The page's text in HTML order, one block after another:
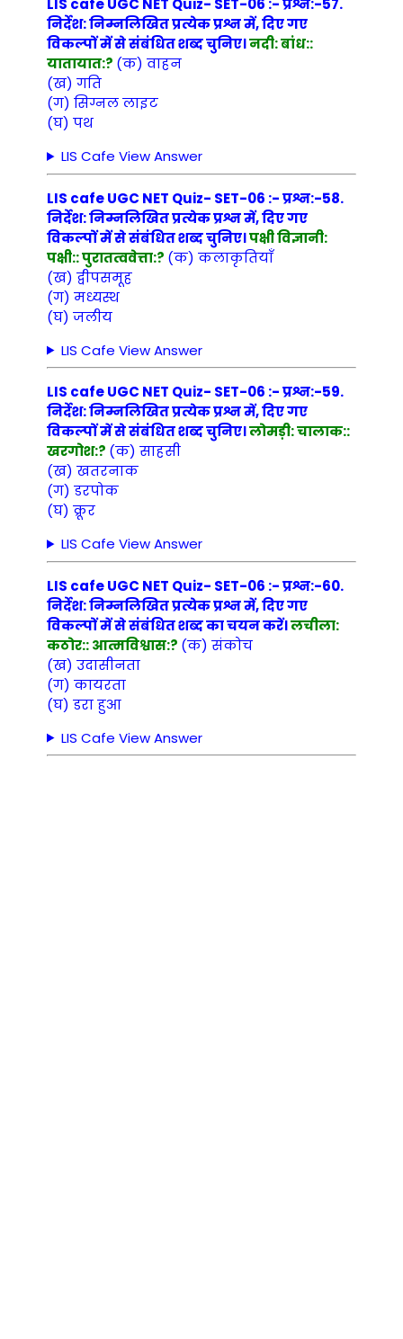
LIS cafe UGC NET Quiz- SET-06 :- प्रश्न:-57.
निर्देश: निम्नलिखित प्रत्येक प्रश्न में, दिए गए
विकल्पों में से संबंधित शब्द चुनिए।नदी: बांध::
यातायात:? (क) वाहन
(ख) गति
(ग) सिग्नल लाइट
(घ) पथ
LIS Cafe View Answer
LIS cafe UGC NET Quiz- SET-06 :- प्रश्न:-58.
निर्देश: निम्नलिखित प्रत्येक प्रश्न में, दिए गए
विकल्पों में से संबंधित शब्द चुनिए।पक्षी विज्ञानी:
पक्षी:: पुरातत्ववेत्ता:? (क) कलाकृतियाँ
(ख) द्वीपसमूह
(ग) मध्यस्थ
(घ) जलीय
LIS Cafe View Answer
LIS cafe UGC NET Quiz- SET-06 :- प्रश्न:-59.
निर्देश: निम्नलिखित प्रत्येक प्रश्न में, दिए गए
विकल्पों में से संबंधित शब्द चुनिए।लोमड़ी: चालाक::
खरगोश:? (क) साहसी
(ख) खतरनाक
(ग) डरपोक
(घ) क्रूर
LIS Cafe View Answer
LIS cafe UGC NET Quiz- SET-06 :- प्रश्न:-60.
निर्देश: निम्नलिखित प्रत्येक प्रश्न में, दिए गए
विकल्पों में से संबंधित शब्द का चयन करें।लचीला:
कठोर:: आत्मविश्वास:? (क) संकोच
(ख) उदासीनता
(ग) कायरता
(घ) डरा हुआ
LIS Cafe View Answer